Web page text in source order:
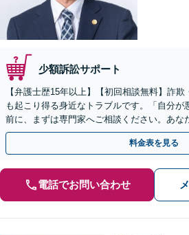
少額訴訟サポート
【弁護士歴15年以上】【初回相談無料】詐
も起こり得る身近なトラブルです。「自分が
前に、まずは専門家へご相談ください。あな
の解決策へ導きます。【電話・メール・
料金表を見る
電話でお問い合わせ